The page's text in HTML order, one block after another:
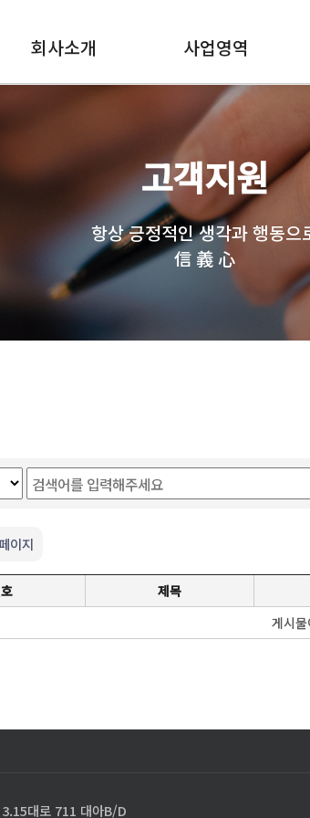
회사소개 사업영역
고객지원
항상 긍정적인 생각과 행동으
信 義 心
이지
제목
게시
대로 711 대아B/D